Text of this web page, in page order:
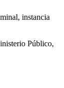
instancia
Público,